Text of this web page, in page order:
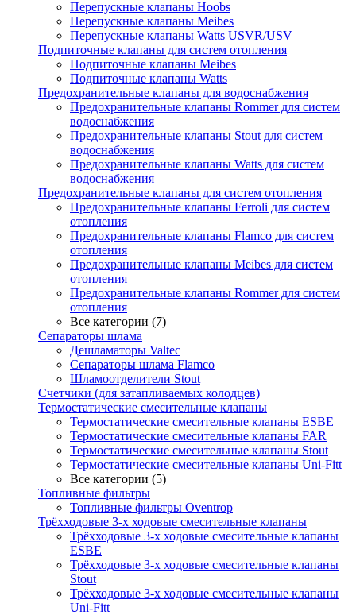
Перепускные клапаны Hoobs
Перепускные клапаны Meibes
Перепускные клапаны Watts USVR/USV
Подпиточные клапаны для систем отопления
Подпиточные клапаны Meibes
Подпиточные клапаны Watts
Предохранительные клапаны для водоснабжения
Предохранительные клапаны Rommer для систем
водоснабжения
Предохранительные клапаны Stout для систем
водоснабжения
Предохранительные клапаны Watts для систем
водоснабжения
Предохранительные клапаны для систем отопления
Предохранительные клапаны Ferroli для систем
отопления
Предохранительные клапаны Flamco для систем
отопления
Предохранительные клапаны Meibes для систем
отопления
Предохранительные клапаны Rommer для систем
отопления
Все категории (7)
Сепараторы шлама
Дешламаторы Valtec
Сепараторы шлама Flamco
Шламоотделители Stout
Счетчики (для затапливаемых колодцев)
Термостатические смесительные клапаны
Термостатические смесительные клапаны ESBE
Термостатические смесительные клапаны FAR
Термостатические смесительные клапаны Stout
Термостатические смесительные клапаны Uni-Fitt
Все категории (5)
Топливные фильтры
Топливные фильтры Oventrop
Трёхходовые 3-х ходовые смесительные клапаны
Трёхходовые 3-х ходовые смесительные клапаны
ESBE
Трёхходовые 3-х ходовые смесительные клапаны
Stout
Трёхходовые 3-х ходовые смесительные клапаны
Uni-Fitt